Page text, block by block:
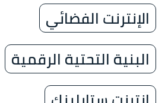
الإنترنت الفضائي
البنية التحتية الرقمية